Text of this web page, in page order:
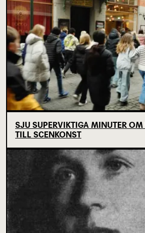
SJU SUPERVIKTIGA MINUTER OM
TILL SCENKONST